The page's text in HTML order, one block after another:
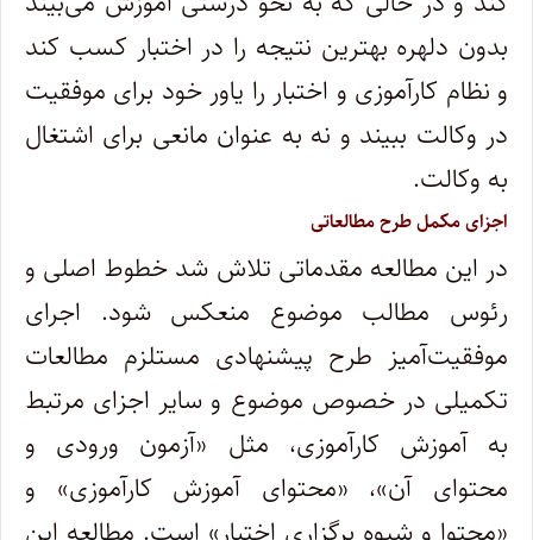
بدون دلهره بهترین نتیجه را در اختبار کسب کند
و نظام کارآموزی و اختبار را یاور خود برای موفقیت
در وکالت ببیند و نه به عنوان مانعی برای اشتغال
به وکالت.
اجزای مکمل طرح مطالعاتی
در این مطالعه مقدماتی تلاش شد خطوط اصلی و
رئوس مطالب موضوع منعکس شود. اجرای
موفقیت‌آمیز طرح پیشنهادی مستلزم مطالعات
تکمیلی در خصوص موضوع و سایر اجزای مرتبط
به آموزش کارآموزی، مثل «آزمون ورودی و
محتوای آن»، «محتوای آموزش کارآموزی» و